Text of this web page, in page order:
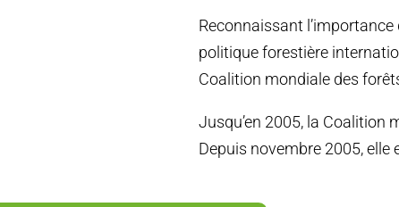
Reconnaissant
politique forestière
Coalition mondiale des
Jusqu’en 2005, la Coalition
Depuis novembre 2005,